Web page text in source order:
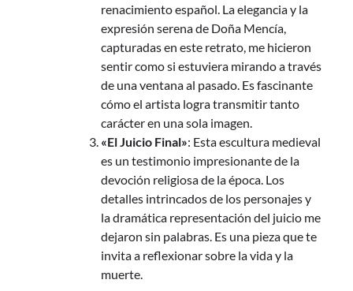
renacimiento español. La elegancia y la
expresión serena de Doña Mencía,
capturadas en este retrato, me hicieron
sentir como si estuviera mirando a través
de una ventana al pasado. Es fascinante
cómo el artista logra transmitir tanto
carácter en una sola imagen.
«El Juicio Final»: Esta escultura medieval
es un testimonio impresionante de la
devoción religiosa de la época. Los
detalles intrincados de los personajes y
la dramática representación del juicio me
dejaron sin palabras. Es una pieza que te
invita a reflexionar sobre la vida y la
muerte.